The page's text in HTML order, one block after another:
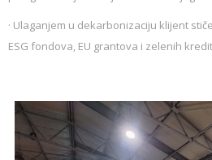
· Ulaganjem u dekarbonizaciju klijent
ESG fondova, EU grantova i zelenih